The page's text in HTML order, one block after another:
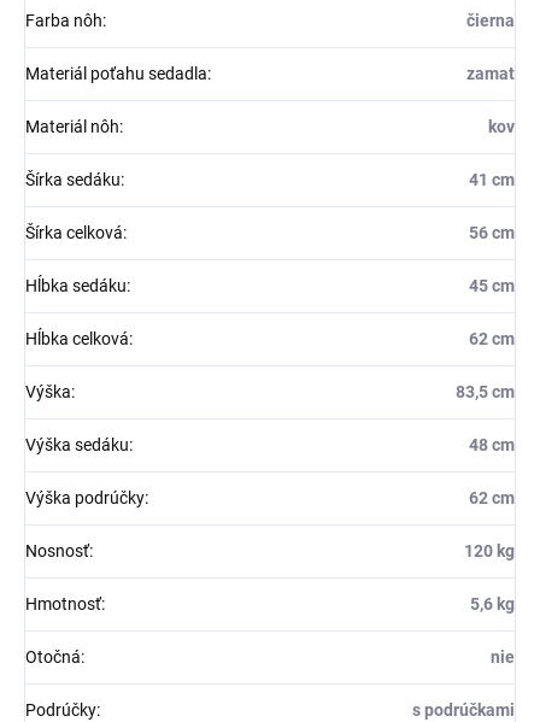
Farba nôh: čierna
Materiál poťahu sedadla: zamat
Materiál nôh: kov
Šírka sedáku: 41 cm
Šírka celková: 56 cm
Hĺbka sedáku: 45 cm
Hĺbka celková: 62 cm
Výška: 83,5 cm
Výška sedáku: 48 cm
Výška podrúčky: 62 cm
Nosnosť: 120 kg
Hmotnosť: 5,6 kg
Otočná: nie
Podrúčky: s podrúčkami